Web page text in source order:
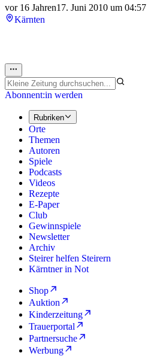
vor 16 Jahren17. Juni 2010 um 04:57
Kärnten
Abonnent:in werden
Rubriken
Orte
Themen
Autoren
Spiele
Podcasts
Videos
Rezepte
E-Paper
Club
Gewinnspiele
Newsletter
Archiv
Steirer helfen Steirern
Kärntner in Not
Shop
Auktion
Kinderzeitung
Trauerportal
Partnersuche
Werbung